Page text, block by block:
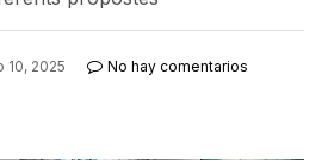
10, 2025 No hay comentarios